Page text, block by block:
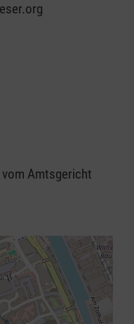
Amtsgericht